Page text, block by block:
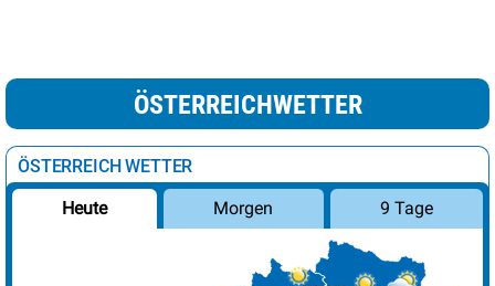
ÖSTERREICHWETTER
ÖSTERREICH WETTER
Heute Morgen 9 Tage